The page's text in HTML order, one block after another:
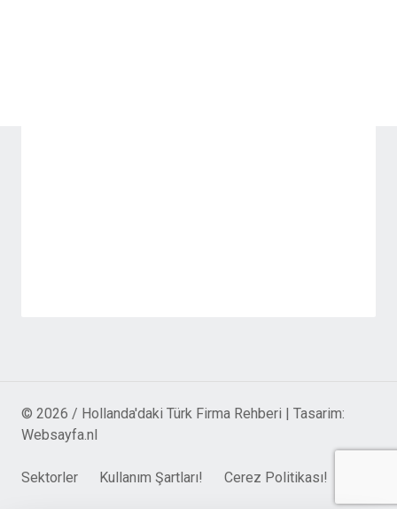
© 2026 / Hollanda'daki Türk Firma Rehberi | Tasarim:
Websayfa.nl
Sektorler Kullanım Şartları! Cerez Politikası!